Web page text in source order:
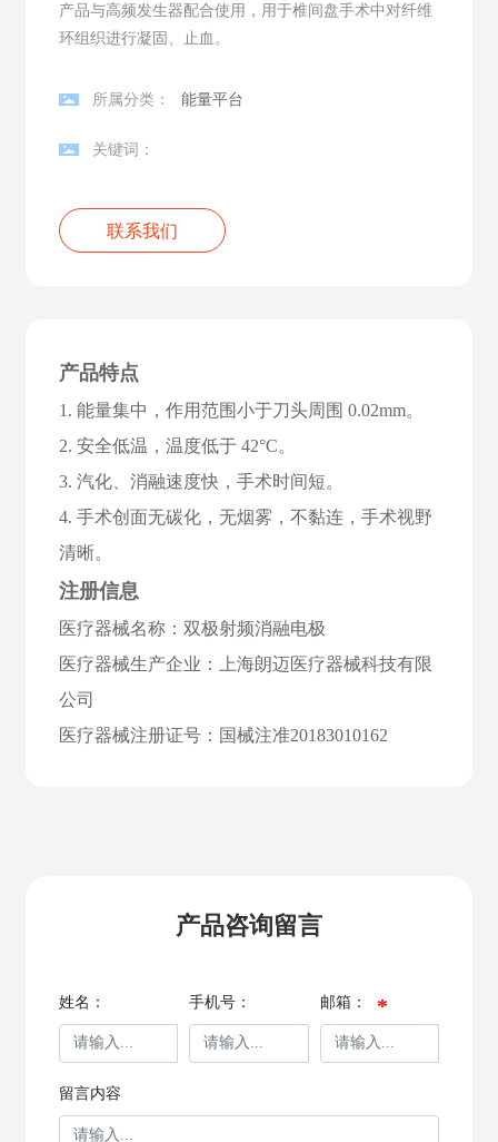
产品与高频发生器配合使用，用于椎间盘手术中对纤维
环组织进行凝固、止血。
所属分类： 能量平台
关键词：
联系我们
产品特点
1. 能量集中，作用范围小于刀头周围 0.02mm。
2. 安全低温，温度低于 42°C。
3. 汽化、消融速度快，手术时间短。
4. 手术创面无碳化，无烟雾，不黏连，手术视野
清晰。
注册信息
医疗器械名称：双极射频消融电极
医疗器械生产企业：上海朗迈医疗器械科技有限
公司
医疗器械注册证号：国械注准20183010162
产品咨询留言
姓名： 手机号： 邮箱：
留言内容